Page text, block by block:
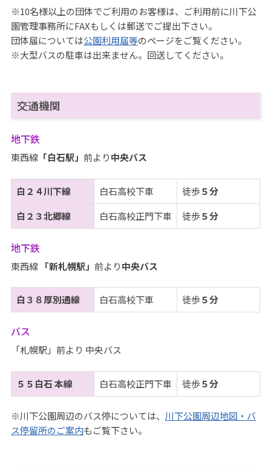
※10名様以上の団体でご利用のお客様は、ご利用前に川下公
園管理事務所にFAXもしくは郵送でご提出下さい。
団体届については公園利用届等のページをご覧ください。
※大型バスの駐車は出来ません。回送してください。
交通機関
地下鉄
東西線 「白石駅」 前より中央バス
白２４川下線 白石高校下車 徒歩５分
白２３北郷線
白石高校正門下車 徒歩５分
地下鉄
東西線 「新札幌駅」 前より中央バス
白３８厚別通線 白石高校下車 徒歩５分
バス
「札幌駅」前より 中央バス
５５白石 本線 白石高校正門下車 徒歩５分
※川下公園周辺のバス停については、 川下公園周辺地図・バ
ス停留所のご案内もご覧下さい。